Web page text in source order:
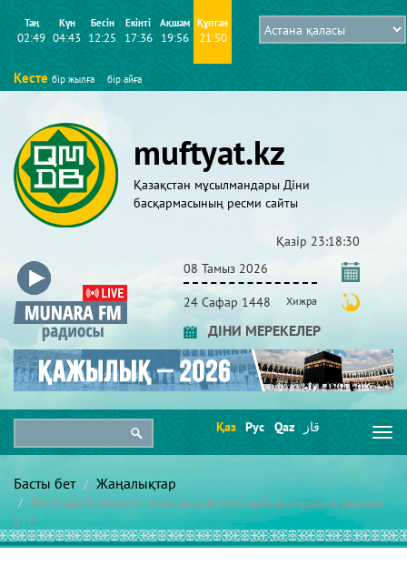
Таң
02:49
Күн
04:43
Бесін
12:25
Екінті
17:36
Ақшам
19:56
Құптан
21:50
Кесте бір жылға бір айға
muftyat.kz
Қазақстан мұсылмандары Діни
басқармасының ресми сайты
Қазір 23:18:31
08 Тамыз 2026
24 Сафар 1448 Хижра
ДІНИ МЕРЕКЕЛЕР
Қаз Рус Qaz قاز
Басты бет Жаңалықтар
Жетісуда балаларға қуаныш сыйлаған қайырымдылық шарасы
өтті